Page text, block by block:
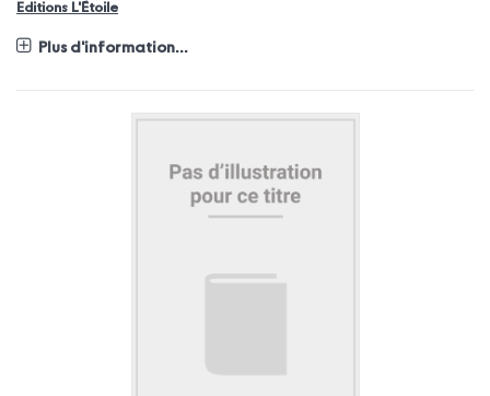
Editions L'Étoile
Plus d'information...